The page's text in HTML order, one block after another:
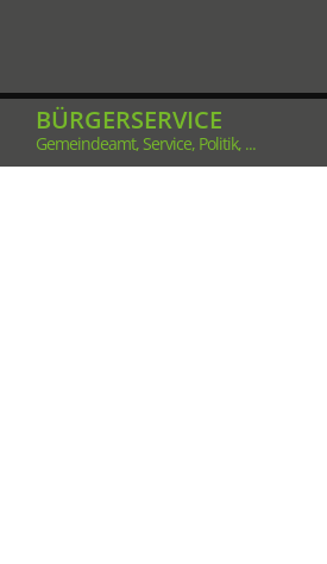
BÜRGERSERVICE
Gemeindeamt, Service, Politik, ...